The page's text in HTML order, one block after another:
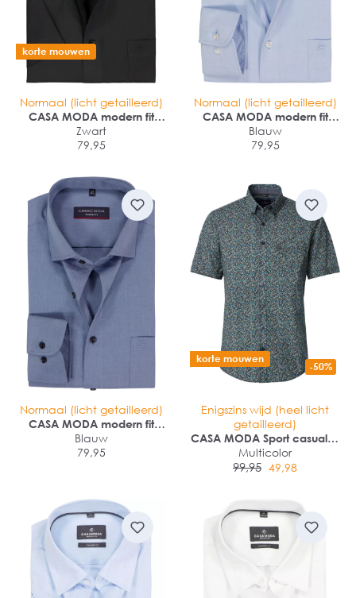
korte mouwen
Normaal (licht getailleerd)
CASA MODA modern fit
overhemd
Zwart
79,95
Normaal (licht getailleerd)
CASA MODA modern fit
overhemd
Blauw
79,95
Normaal (licht getailleerd)
CASA MODA modern fit
overhemd
Blauw
79,95
korte mouwen
-50%
Enigszins wijd (heel licht
getailleerd)
CASA MODA Sport casual fit
overhemd
Multicolor
99,95 49,98